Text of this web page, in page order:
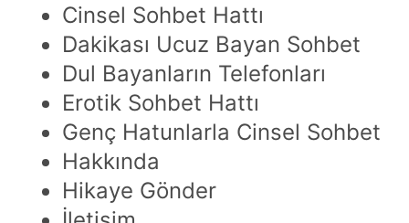
Cinsel Sohbet Hattı
Dakikası Ucuz Bayan Sohbet
Dul Bayanların Telefonları
Erotik Sohbet Hattı
Genç Hatunlarla Cinsel Sohbet
Hakkında
Hikaye Gönder